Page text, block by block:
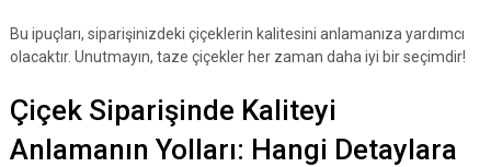
Bu ipuçları, siparişinizdeki çiçeklerin kalitesini anlamanıza yardımcı
olacaktır. Unutmayın, taze çiçekler her zaman daha iyi bir seçimdir!
Çiçek Siparişinde Kaliteyi
Anlamanın Yolları: Hangi Detaylara